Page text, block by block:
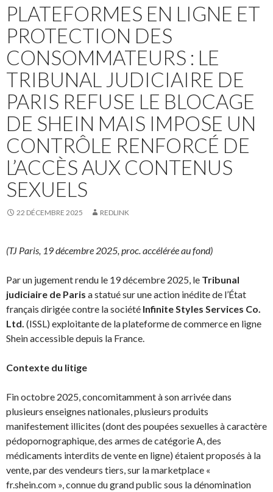
PLATEFORMES EN LIGNE ET
PROTECTION DES
CONSOMMATEURS : LE
TRIBUNAL JUDICIAIRE DE
PARIS REFUSE LE BLOCAGE
DE SHEIN MAIS IMPOSE UN
CONTRÔLE RENFORCÉ DE
L’ACCÈS AUX CONTENUS
SEXUELS
22 DÉCEMBRE 2025 REDLINK
(TJ Paris, 19 décembre 2025, proc. accélérée au fond)
Par un jugement rendu le 19 décembre 2025, le Tribunal
judiciaire de Paris a statué sur une action inédite de l’État
français dirigée contre la société Infinite Styles Services Co.
Ltd. (ISSL) exploitante de la plateforme de commerce en ligne
Shein accessible depuis la France.
Contexte du litige
Fin octobre 2025, concomitamment à son arrivée dans
plusieurs enseignes nationales, plusieurs produits
manifestement illicites (dont des poupées sexuelles à caractère
pédopornographique, des armes de catégorie A, des
médicaments interdits de vente en ligne) étaient proposés à la
vente, par des vendeurs tiers, sur la marketplace «
fr.shein.com », connue du grand public sous la dénomination